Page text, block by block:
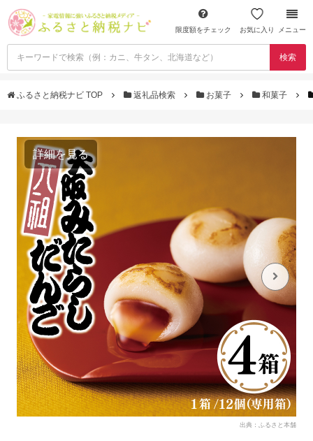
限度額をチェック お気に入り メニュー
検索
ふるさと納税ナビ TOP 返礼品検索 お菓子 和菓子
詳細を見る
出典：ふるさと本舗